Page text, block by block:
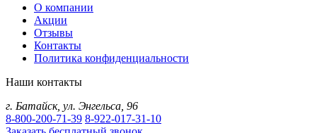
О компании
Акции
Отзывы
Контакты
Политика конфиденциальности
Наши контакты
г. Батайск, ул. Энгельса, 96
8-800-200-71-39 8-922-017-31-10